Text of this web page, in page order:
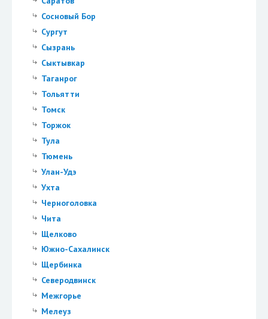
Сосновый Бор
Сургут
Сызрань
Сыктывкар
Таганрог
Тольятти
Томск
Торжок
Тула
Тюмень
Улан-Удэ
Ухта
Черноголовка
Чита
Щелково
Южно-Сахалинск
Щербинка
Северодвинск
Межгорье
Мелеуз